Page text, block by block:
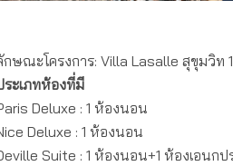
กษณะโครงการ: Villa Lasalle สุขุมวิท
ระเภทห้องที่มี
Deluxe : 1 ห้องนอน
Deluxe : 1 ห้องนอน
Suite : 1 ห้องนอน+1 ห้องเอนกป